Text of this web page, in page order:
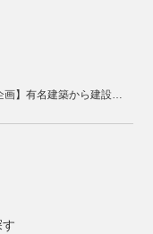
【残り1枠！】【夏休み企画】有名建築から建設現場、まちづくりまで体感する2days視察ツアー